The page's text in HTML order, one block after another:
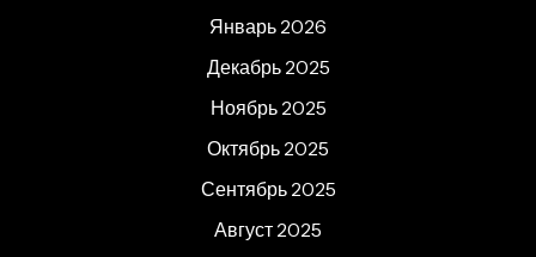
Январь 2026
Декабрь 2025
Ноябрь 2025
Октябрь 2025
Сентябрь 2025
Август 2025